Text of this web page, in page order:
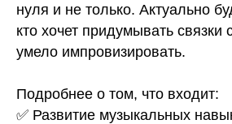
нуля и не только. Актуально
кто хочет придумывать связки
умело импровизировать.
Подробнее о том, что входит:
✅ Развитие музыкальных